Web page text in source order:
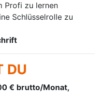
Profi zu lernen
Schlüsselrolle zu
DU
€ brutto/Monat,